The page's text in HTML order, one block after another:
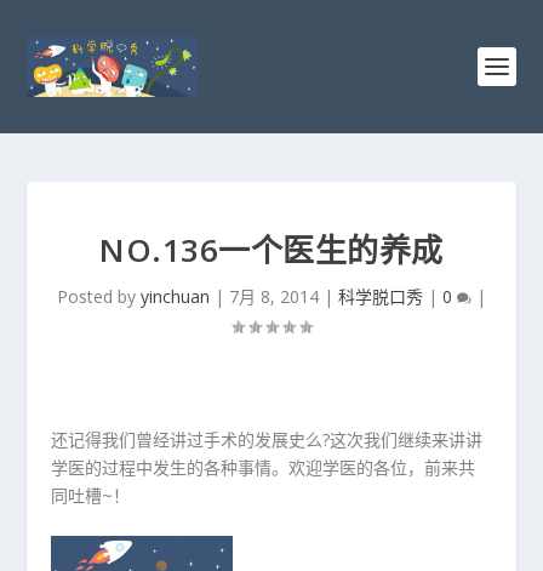
NO.136一个医生的养成
Posted by yinchuan | 7月 8, 2014 | 科学脱口秀 | 0 |
还记得我们曾经讲过手术的发展史么?这次我们继续来讲讲
学医的过程中发生的各种事情。欢迎学医的各位，前来共
同吐槽~！